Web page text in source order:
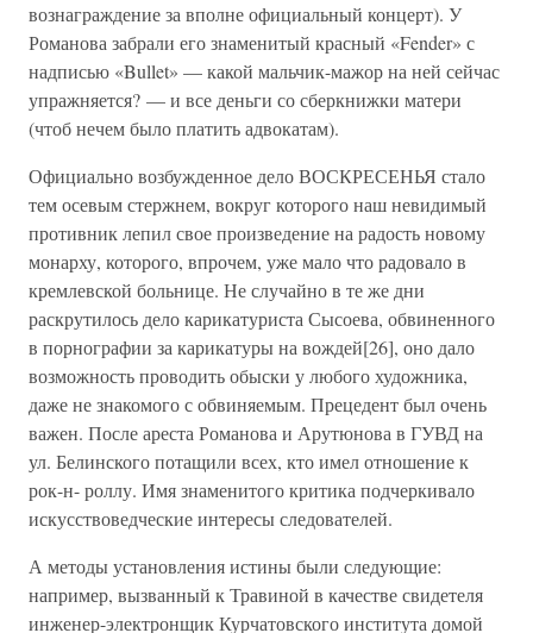
вознаграждение за вполне официальный концерт). У
Романова забрали его знаменитый красный «Fender» с
надписью «Bullet» — какой мальчик-мажор на ней сейчас
упражняется? — и все деньги со сберкнижки матери
(чтоб нечем было платить адвокатам).
Официально возбужденное дело ВОСКРЕСЕНЬЯ стало
тем осевым стержнем, вокруг которого наш невидимый
противник лепил свое произведение на радость новому
монарху, которого, впрочем, уже мало что радовало в
кремлевской больнице. Не случайно в те же дни
раскрутилось дело карикатуриста Сысоева, обвиненного
в порнографии за карикатуры на вождей[26], оно дало
возможность проводить обыски у любого художника,
даже не знакомого с обвиняемым. Прецедент был очень
важен. После ареста Романова и Арутюнова в ГУВД на
ул. Белинского потащили всех, кто имел отношение к
рок-н- роллу. Имя знаменитого критика подчеркивало
искусствоведческие интересы следователей.
А методы установления истины были следующие:
например, вызванный к Травиной в качестве свидетеля
инженер-электронщик Курчатовского института домой